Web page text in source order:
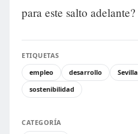
para este salto adelante?
ETIQUETAS
empleo
desarrollo Sevilla
sostenibilidad
CATEGORÍA